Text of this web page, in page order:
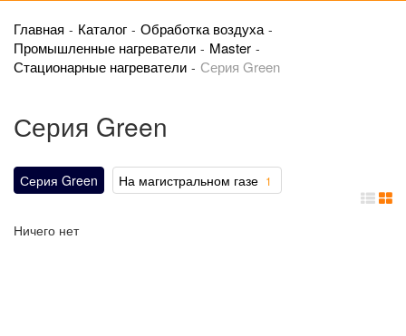
Главная Каталог
Обработка воздуха
Промышленные нагреватели
Master
Стационарные нагреватели
Серия Green
Серия Green
Серия Green На магистральном газе 1
Ничего нет